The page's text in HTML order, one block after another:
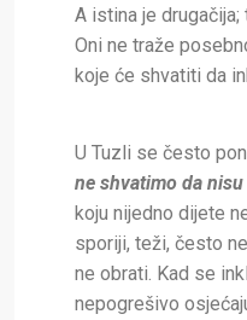
A istina je
Oni ne traže
koje će shvatiti da
U Tuzli se često
ne shvatimo da
koju nijedno dijete
sporiji, teži, često
ne obrati. Kad se
nepogrešivo